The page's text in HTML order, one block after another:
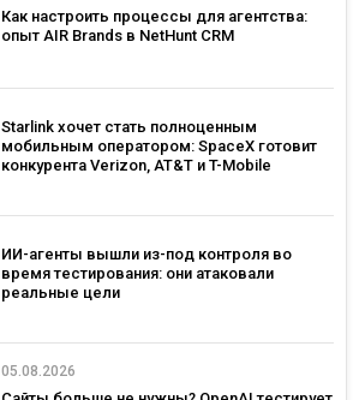
Как настроить процессы для агентства:
опыт AIR Brands в NetHunt CRM
Starlink хочет стать полноценным
мобильным оператором: SpaceX готовит
конкурента Verizon, AT&T и T-Mobile
ИИ-агенты вышли из-под контроля во
время тестирования: они атаковали
реальные цели
05.08.2026